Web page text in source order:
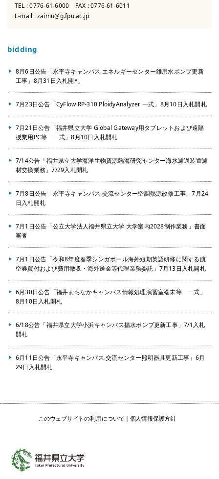
TEL :0776-61-6000 FAX : 0776-61-6011
E-mail :zaimu@g.fpu.ac.jp
bidding
8月6日公告「永平寺キャンパス エネルギーセンター雑用水ポンプ更新
工事」8月31日入札開札
7月23日公告「CyFlow RP-310 PloidyAnalyzer 一式」8月10日入札開札
7月21日公告「福井県立大学 Global Gateway用タブレットおよび遠隔
授業用PC等 一式」8月10日入札開札
7/14公告「福井県立大学海洋生物資源臨海研究センター海水濾過装置濾
材交換業務」7/29入札開札
7月8日公告「永平寺キャンパス 交流センター空調熱源改修工事」7月24
日入札開札
7月1日公告「公立大学法人福井県立大学 大学案内2028制作業務」書面
審査
7月1日公告「令和8年度春季シンガポール海外短期英語研修に関する航
空券買付および費用徴収・海外送金等代理業務委託」7月13日入札開札
6月30日公告「福井まちなかキャンパス情報処理演習室端末等 一式」
8月10日入札開札
6/18公告「福井県立大学小浜キャンパス揚水ポンプ更新工事」7/1入札
開札
6月11日公告「永平寺キャンパス 交流センター照明器具更新工事」6月
29日入札開札
このウェブサイトの利用について 個人情報保護方針